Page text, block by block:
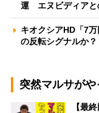
運 エヌビディア
キオクシアHD「7
の反転シグナルか
突然マルサがや
【最